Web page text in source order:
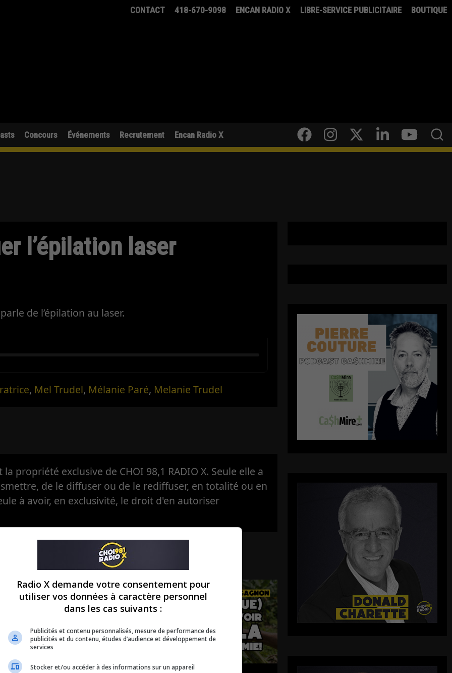
CONTACT 418-670-9098 ENCAN RADIO X LIBRE-SERVICE PUBLICITAIRE BOUTIQUE
Concours Événements Recrutement Encan Radio X
l’épilation laser
de l’épilation au laser.
, Mel Trudel, Mélanie Paré, Melanie Trudel
propriété exclusive de CHOI 98,1 RADIO X. Seule elle a
de le diffuser ou de le rediffuser, en totalité ou en
à avoir, en exclusivité, le droit d'en autoriser
Radio X demande votre consentement pour
utiliser vos données à caractère personnel
dans les cas suivants :
Publicités et contenu personnalisés, mesure de performance des
publicités et du contenu, études d’audience et développement de
services
Stocker et/ou accéder à des informations sur un appareil